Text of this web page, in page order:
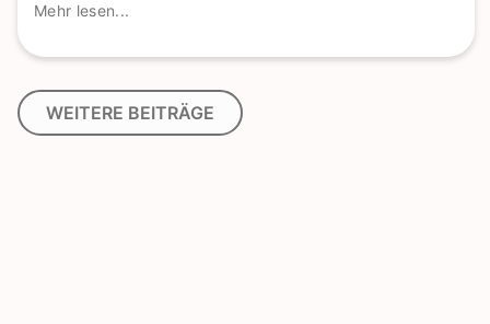
Mehr lesen...
WEITERE BEITRÄGE